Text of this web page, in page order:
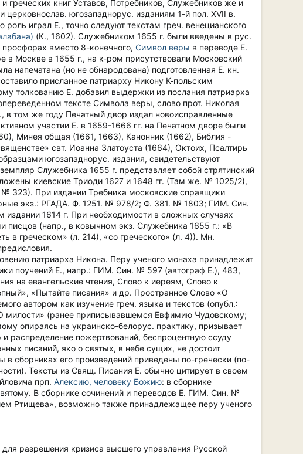
греческих книг Уставов, Потребников, Служебников же и
церковнослав. югозападнорус. изданиям 1-й пол. XVII в.
играл Е., точно следуют текстам греч. венецианского
(К., 1602). Служебником 1655 г. были введены в рус.
вместо 8-конечного, Символ веры в переводе Е.
Москве в 1655 г., на к-ром присутствовали Московский
напечатана (но не обнародована) подготовленная Е. кн.
присланное патриарху Никону К-польским
толкованию Е. добавил выдержки из послания патриарха
тексте Символа веры, слово прот. Николая
в том же году Печатный двор издал новоисправленные
участии Е. в 1659-1666 гг. на Печатном дворе были
Минея общая (1661, 1663), Канонник (1662), Библия -
свт. Иоанна Златоуста (1664), Октоих, Псалтирь
югозападнорус. издания, свидетельствуют
Служебника 1655 г. представляет собой стрятинский
киевские Триоди 1627 и 1648 гг. (Там же. № 1025/2),
323). При издании Требника московские справщики
экз.: РГАДА. Ф. 1251. № 978/2; Ф. 381. № 1803; ГИМ. Син.
1614 г. При необходимости в сложных случаях
писцов (напр., в ковычном экз. Служебника 1655 г.: «В
в греческом» (л. 214), «со греческого» (л. 4)). Мн.
патриарха Никона. Перу ученого монаха принадлежит
поучений Е., напр.: ГИМ. Син. № 597 (автограф Е.), 483,
на евангельские чтения, Слово к иереям, Слово к
«Пытайте писания» и др. Пространное Слово «О
автором как изучение греч. языка и текстов (опубл.:
милости» (ранее приписывавшемся Евфимию Чудовскому;
опираясь на украинско-белорус. практику, призывает
распределение пожертвований, беспроцентную ссуду
писаний, яко о святых, в небе сущих, не достоит
в сборниках его произведений приведены по-гречески (по-
Тексты из Свящ. Писания Е. обычно цитирует в своем
прп. Алексию, человеку Божию: в сборнике
В сборнике сочинений и переводов Е. ГИМ. Син. №
Ртищева», возможно также принадлежащее перу ученого
разрешения кризиса высшего управления Русской